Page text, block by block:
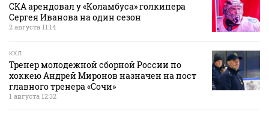
СКА арендовал у «Коламбуса» голкипера
Сергея Иванова на один сезон
2 августа 11:14
КХЛ
Тренер молодежной сборной России по
хоккею Андрей Миронов назначен на пост
главного тренера «Сочи»
1 августа 12:32